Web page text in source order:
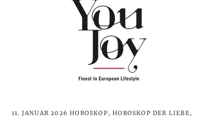
11. JANUAR 2026 HOROSKOP,HOROSKOP DER LIEBE,